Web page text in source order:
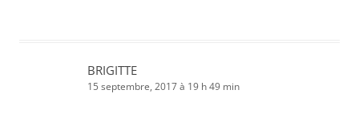
BRIGITTE
15 septembre, 2017 à 19 h 49 min